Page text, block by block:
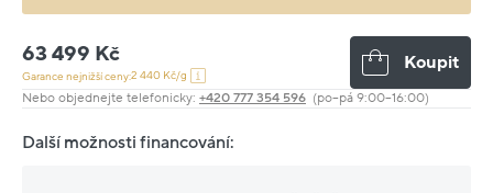
63 499 Kč
Garance nejnižší ceny:2 440 Kč/g
Koupit
Nebo objednejte telefonicky: +420 777 354 596 (po–pá 9:00–16:00)
Další možnosti financování: